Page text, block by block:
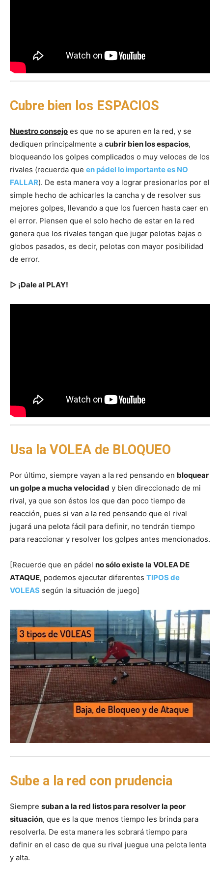
Cubre bien los ESPACIOS
Nuestro consejo es que no se apuren en la red, y se
dediquen principalmente a cubrir bien los espacios,
bloqueando los golpes complicados o muy veloces de los
rivales (recuerda que en pádel lo importante es NO
FALLAR). De esta manera voy a lograr presionarlos por el
simple hecho de achicarles la cancha y de resolver sus
mejores golpes, llevando a que los fuercen hasta caer en
el error. Piensen que el solo hecho de estar en la red
genera que los rivales tengan que jugar pelotas bajas o
globos pasados, es decir, pelotas con mayor posibilidad
de error.
▷ ¡Dale al PLAY!
Usa la VOLEA de BLOQUEO
Por último, siempre vayan a la red pensando en bloquear
un golpe a mucha velocidad y bien direccionado de mi
rival, ya que son éstos los que dan poco tiempo de
reacción, pues si van a la red pensando que el rival
jugará una pelota fácil para definir, no tendrán tiempo
para reaccionar y resolver los golpes antes mencionados.
[Recuerde que en pádel no sólo existe la VOLEA DE
ATAQUE, podemos ejecutar diferentes TIPOS de
VOLEAS según la situación de juego]
Sube a la red con prudencia
Siempre suban a la red listos para resolver la peor
situación, que es la que menos tiempo les brinda para
resolverla. De esta manera les sobrará tiempo para
definir en el caso de que su rival juegue una pelota lenta
y alta.